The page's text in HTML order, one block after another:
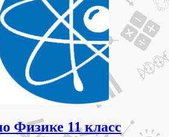
Физике 11 класс